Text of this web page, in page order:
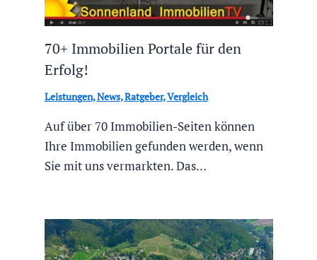
70+ Immobilien Portale für den
Erfolg!
Leistungen,News,Ratgeber,Vergleich
Auf über 70 Immobilien-Seiten können
Ihre Immobilien gefunden werden, wenn
Sie mit uns vermarkten. Das…